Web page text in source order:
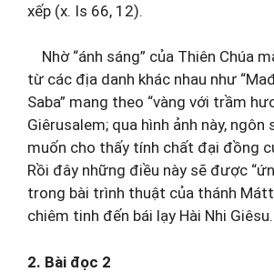
xếp (x. Is 66, 12).
Nhờ “ánh sáng” của Thiên Chúa
từ các địa danh khác nhau như
Saba” mang theo “vàng với trầm
Giêrusalem; qua hình ảnh này, ngôn
muốn cho thấy tính chất đại đồng
Rồi đây những điều này sẽ được
trong bài trình thuật của thánh
chiêm tinh đến bái lạy Hài Nhi Giêsu.
2. Bài đọc 2